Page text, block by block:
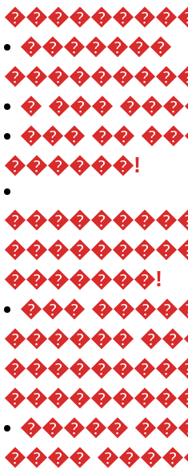
�������
� ���
��� ��
������!
�������!
���
������
�����
����